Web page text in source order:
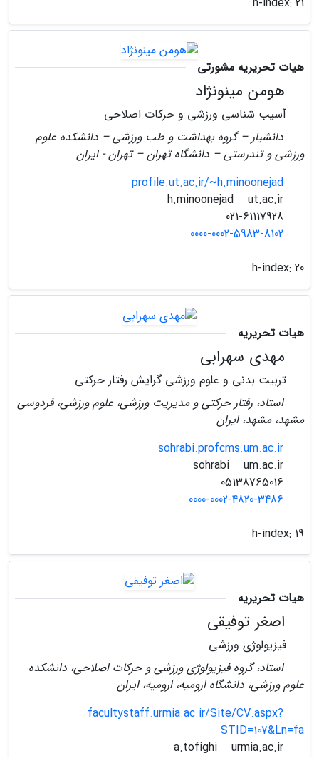
هیات تحریریه مشورتی
هومن مینونژاد
آسیب شناسی ورزشی و حرکات اصلاحی
دانشیار – گروه بهداشت و طب ورزشی – دانشکده علوم
ورزشی و تندرستی – دانشگاه تهران – تهران - ایران
profile.ut.ac.ir/~h.minoonejad
ut.ac.ir
0000-0002-5983-8102
h-index: 20
هیات تحریریه
مهدی سهرابی
تربیت بدنی و علوم ورزشی گرایش رفتار حرکتی
استاد، رفتار حرکتی و مدیریت ورزشی، علوم ورزشی، فردوسی
مشهد، مشهد، ایران
sohrabi.profcms.um.ac.ir
um.ac.ir
0000-0002-4820-3486
h-index: 19
هیات تحریریه
اصغر توفیقی
فیزیولوژی ورزشی
استاد، گروه فیزیولوژی ورزشی و حرکات اصلاحی، دانشکده
علوم ورزشی، دانشگاه ارومیه، ارومیه، ایران
facultystaff.urmia.ac.ir/Site/CV.aspx?
STID=107&Ln=fa
urmia.ac.ir